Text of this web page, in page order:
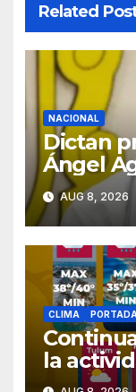
Related
NACIONAL
Dictan
Ángel
el caso
AUG 8, 2026
CLIMA PORTADA
la
sábado